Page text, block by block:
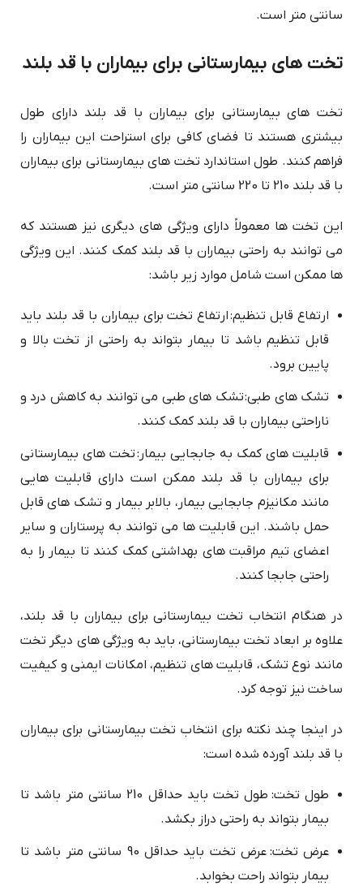
سانتی متر است.
تخت های بیمارستانی برای بیماران با قد بلند
تخت های بیمارستانی برای بیماران با قد بلند دارای طول
بیشتری هستند تا فضای کافی برای استراحت این بیماران را
فراهم کنند. طول استاندارد تخت های بیمارستانی برای بیماران
با قد بلند 210 تا 220 سانتی متر است.
این تخت ها معمولاً دارای ویژگی های دیگری نیز هستند که
می توانند به راحتی بیماران با قد بلند کمک کنند. این ویژگی
ها ممکن است شامل موارد زیر باشد:
ارتفاع قابل تنظیم: ارتفاع تخت برای بیماران با قد بلند باید
قابل تنظیم باشد تا بیمار بتواند به راحتی از تخت بالا و
پایین برود.
تشک های طبی: تشک های طبی می توانند به کاهش درد و
ناراحتی بیماران با قد بلند کمک کنند.
قابلیت های کمک به جابجایی بیمار: تخت های بیمارستانی
برای بیماران با قد بلند ممکن است دارای قابلیت هایی
مانند مکانیزم جابجایی بیمار، بالابر بیمار و تشک های قابل
حمل باشند. این قابلیت ها می توانند به پرستاران و سایر
اعضای تیم مراقبت های بهداشتی کمک کنند تا بیمار را به
راحتی جابجا کنند.
در هنگام انتخاب تخت بیمارستانی برای بیماران با قد بلند،
علاوه بر ابعاد تخت بیمارستانی، باید به ویژگی های دیگر تخت
مانند نوع تشک، قابلیت های تنظیم، امکانات ایمنی و کیفیت
ساخت نیز توجه کرد.
در اینجا چند نکته برای انتخاب تخت بیمارستانی برای بیماران
با قد بلند آورده شده است:
طول تخت: طول تخت باید حداقل 210 سانتی متر باشد تا
بیمار بتواند به راحتی دراز بکشد.
عرض تخت: عرض تخت باید حداقل 90 سانتی متر باشد تا
بیمار بتواند راحت بخوابد.